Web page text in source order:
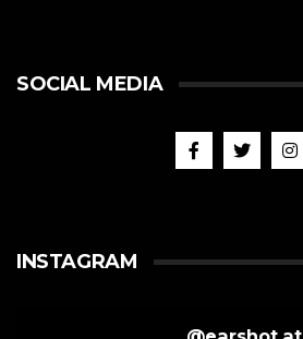
SOCIAL MEDIA
INSTAGRAM